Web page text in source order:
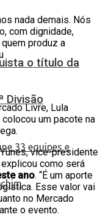
o título da
Divisão
nada demais. Nós
com dignidade,
produz a
Livre, Lula
um pacote na
vice-presidente
como será
ano. “É um aporte
Esse valor vai
no Mercado
o evento.